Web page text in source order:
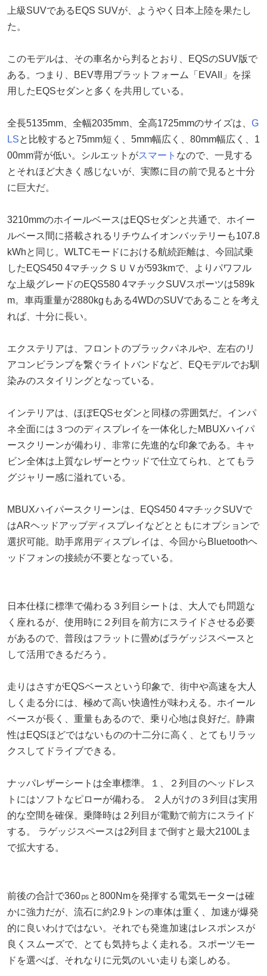
上級SUVであるEQS SUVが、ようやく日本上陸を果たし
た。
このモデルは、その車名から判るとおり、EQSのSUV版で
ある。つまり、BEV専用プラットフォーム「EVAII」を採
用したEQSセダンと多くを共用している。
全長5135mm、全幅2035mm、全高1725mmのサイズは、 G
LSと比較すると75mm短く、5mm幅広く、80mm幅広く、1
00mm背が低い。シルエットがスマート なので、一見する
とそれほど大きく感じないが、実際に目の前で見ると十分
に巨大だ。
3210mmのホイールベースはEQSセダンと共通で、ホイー
ルベース間に搭載されるリチウムイオンバッテリーも107.8
kWhと同じ。WLTCモードにおける航続距離は、今回試乗
したEQS450 4マチックＳＵＶが593kmで、よりパワフル
な上級グレードのEQS580 4マチックSUVスポーツは589k
m。車両重量が2880kgもある4WDのSUVであることを考え
れば、十分に長い。
エクステリアは、フロントのブラックパネルや、左右のリ
アコンビランプを繋ぐライトバンドなど、EQモデルでお馴
染みのスタイリングとなっている。
インテリアは、ほぼEQSセダンと同様の雰囲気だ。インパ
ネ全面には３つのディスプレイを一体化したMBUXハイパ
ースクリーンが備わり、非常に先進的な印象である。キャ
ビン全体は上質なレザーとウッドで仕立てられ、とてもラ
グジャリー感に溢れている。
MBUXハイパースクリーンは、EQS450 4マチックSUVで
はARヘッドアップディスプレイなどとともにオプションで
選択可能。助手席用ディスプレイは、今回からBluetoothヘ
ッドフォンの接続が不要となっている。
日本仕様に標準で備わる３列目シートは、大人でも問題な
く座れるが、使用時に２列目を前方にスライドさせる必要
があるので、普段はフラットに畳めばラゲッジスペースと
して活用できるだろう。
走りはさすがEQSベースという印象で、街中や高速を大人
しく走る分には、極めて高い快適性が味わえる。ホイール
ベースが長く、重量もあるので、乗り心地は良好だ。静粛
性はEQSほどではないものの十二分に高く、とてもリラッ
クスしてドライブできる。
ナッパレザーシートは全車標準。１、２列目のヘッドレス
トにはソフトなピローが備わる。 ２人がけの３列目は実用
的な空間を確保。乗降時は２列目が電動で前方にスライド
する。 ラゲッジスペースは2列目まで倒すと最大2100Lま
で拡大する。
前後の合計で360㎰と800Nmを発揮する電気モーターは確
かに強力だが、流石に約2.9トンの車体は重く、加速が爆発
的に良いわけではない。それでも発進加速はレスポンスが
良くスムーズで、とても気持ちよく走れる。スポーツモー
ドを選べば、それなりに元気のいい走りも楽しめる。